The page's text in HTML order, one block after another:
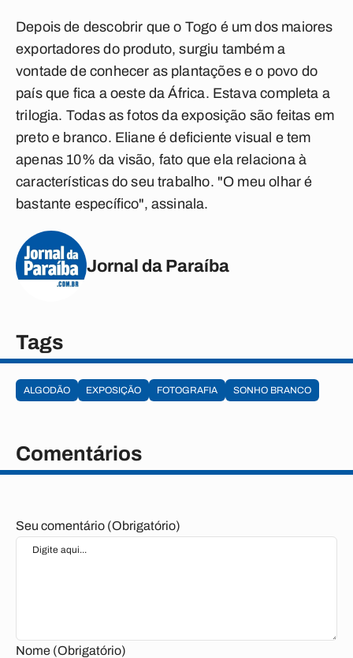
Depois de descobrir que o Togo é um dos maiores
exportadores do produto, surgiu também a
vontade de conhecer as plantações e o povo do
país que fica a oeste da África. Estava completa a
trilogia. Todas as fotos da exposição são feitas em
preto e branco. Eliane é deficiente visual e tem
apenas 10% da visão, fato que ela relaciona à
características do seu trabalho. "O meu olhar é
bastante específico", assinala.
Jornal da Paraíba
Tags
ALGODÃO EXPOSIÇÃO FOTOGRAFIA SONHO BRANCO
Comentários
Seu comentário (Obrigatório)
Nome (Obrigatório)